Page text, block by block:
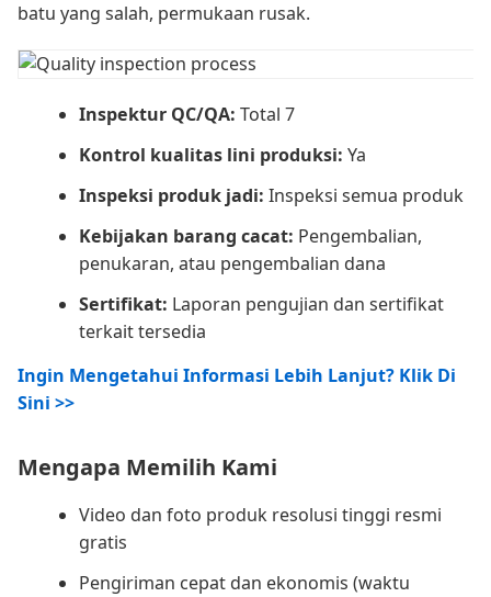
batu yang salah, permukaan rusak.
Inspektur QC/QA: Total 7
Kontrol kualitas lini produksi: Ya
Inspeksi produk jadi: Inspeksi semua produk
Kebijakan barang cacat: Pengembalian,
penukaran, atau pengembalian dana
Sertifikat: Laporan pengujian dan sertifikat
terkait tersedia
Ingin Mengetahui Informasi Lebih Lanjut? Klik Di
Sini >>
Mengapa Memilih Kami
Video dan foto produk resolusi tinggi resmi
gratis
Pengiriman cepat dan ekonomis (waktu